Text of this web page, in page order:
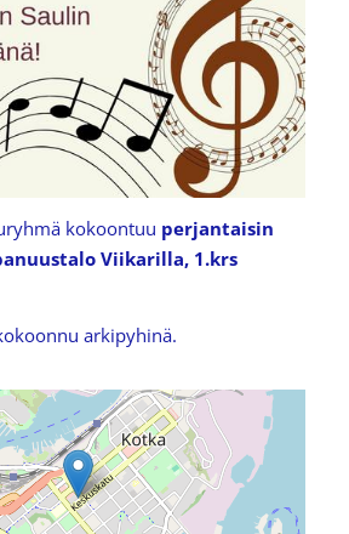
kokoontuu perjantaisin
Viikarilla, 1.krs
arkipyhinä.